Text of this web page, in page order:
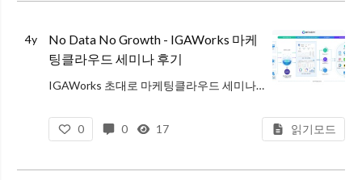
4y
No Data No Growth - IGAWorks 마케
팅클라우드 세미나 후기
IGAWorks 초대로 마케팅클라우드 세미나에 다녀왔다. 개인적으로 IGAWorks에 대해 알고 있던 지식은 Adbrix와 Adpopcorn에서 멈춰있었는데, 사전 조사를 하다보니 최근에 핫한 CDP(Customer Data P
0 0 17 읽기모드